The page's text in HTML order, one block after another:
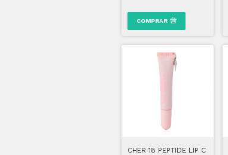
COMPRAR
CHER 18 PEPTIDE LIP C